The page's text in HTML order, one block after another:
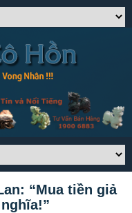
“Mua tiền giả